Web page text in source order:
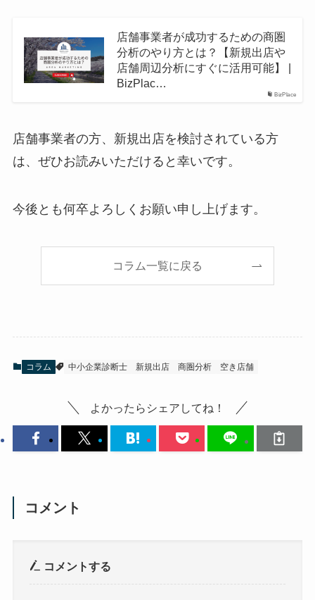
BizPlace
店舗事業者が成功するための商圏
分析のやり方とは？【新規出店や
店舗周辺分析にすぐに活用可能】 |
BizPlac…
店舗事業者の方、新規出店を検討されている方
は、ぜひお読みいただけると幸いです。
今後とも何卒よろしくお願い申し上げます。
コラム一覧に戻る
コラム 中小企業診断士 新規出店 商圏分析 空き店舗
よかったらシェアしてね！
コメント
コメントする